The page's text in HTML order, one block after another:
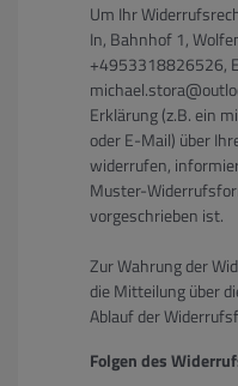
Um Ihr
In, Bahnhof 1,
+4953318826526,
Erklärung (z.B. ein
oder E-Mail) über
widerrufen,
Muster-
vorgeschrieben ist.
Zur Wahrung der
die Mitteilung über
Ablauf der
Folgen des